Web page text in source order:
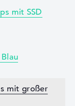
mit SSD
mit großer